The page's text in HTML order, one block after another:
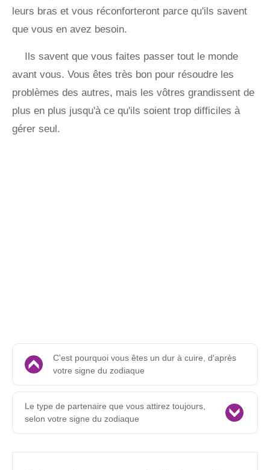
leurs bras et vous réconforteront parce qu'ils savent
que vous en avez besoin.
Ils savent que vous faites passer tout le monde
avant vous. Vous êtes très bon pour résoudre les
problèmes des autres, mais les vôtres grandissent de
plus en plus jusqu'à ce qu'ils soient trop difficiles à
gérer seul.
C'est pourquoi vous êtes un dur à cuire, d'après
votre signe du zodiaque
Le type de partenaire que vous attirez toujours,
selon votre signe du zodiaque